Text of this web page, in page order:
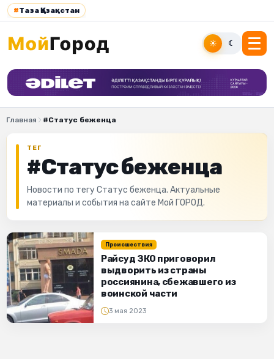
#Таза Қазақстан
☀ ☾
Главная #Статус беженца
ТЕГ
#Статус беженца
Новости по тегу Статус беженца. Актуальные
материалы и события на сайте Мой ГОРОД.
Происшествия
Райсуд ЗКО приговорил
выдворить из страны
россиянина, сбежавшего из
воинской части
3 мая 2023